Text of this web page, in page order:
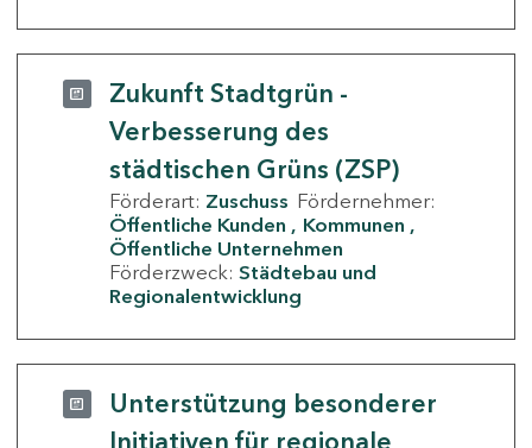
Zukunft Stadtgrün -
Verbesserung des
städtischen Grüns (ZSP)
Förderart: Zuschuss Fördernehmer:
Öffentliche Kunden
Kommunen
Öffentliche Unternehmen
Förderzweck: Städtebau und
Regionalentwicklung
Unterstützung besonderer